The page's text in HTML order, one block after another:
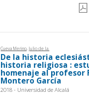
Cueva Merino, Julio de la.
De la historia
historia religiosa :
homenaje al profesor
Montero García
2018 - Universidad de Alcalá